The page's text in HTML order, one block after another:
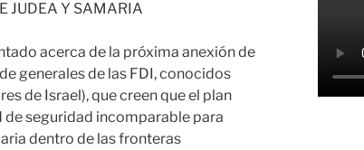
JUDEA Y SAMARIA
acerca de la próxima anexión de
generales de las FDI, conocidos
de Israel), que creen que el plan
seguridad incomparable para
dentro de las fronteras